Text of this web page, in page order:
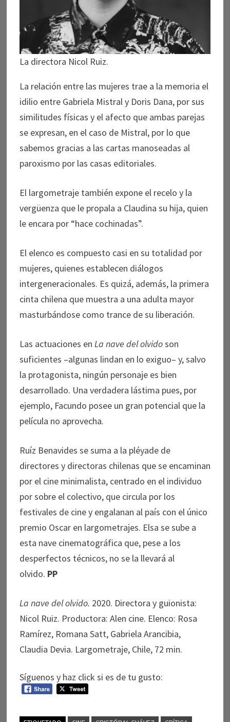
La directora Nicol Ruiz.
La relación entre las mujeres trae a la memoria el
idilio entre Gabriela Mistral y Doris Dana, por sus
similitudes físicas y el afecto que ambas parejas
se expresan, en el caso de Mistral, por lo que
sabemos gracias a las cartas manoseadas al
paroxismo por las casas editoriales.
El largometraje también expone el recelo y la
vergüenza que le propala a Claudina su hija, quien
le encara por “hace cochinadas”.
El elenco es compuesto casi en su totalidad por
mujeres, quienes establecen diálogos
intergeneracionales. Es quizá, además, la primera
cinta chilena que muestra a una adulta mayor
masturbándose como trance de su liberación.
Las actuaciones en La nave del olvidoson
suficientes –algunas lindan en lo exiguo– y, salvo
la protagonista, ningún personaje es bien
desarrollado. Una verdadera lástima pues, por
ejemplo, Facundo posee un gran potencial que la
película no aprovecha.
Ruíz Benavides se suma a la pléyade de
directores y directoras chilenas que se encaminan
por el cine minimalista, centrado en el individuo
por sobre el colectivo, que circula por los
festivales de cine y engalanan al país con el único
premio Oscar en largometrajes. Elsa se sube a
esta nave cinematográfica que, pese a los
desperfectos técnicos, no se la llevará al
olvido. PP
La nave del olvido. 2020. Directora y guionista:
Nicol Ruiz. Productora: Alen cine. Elenco: Rosa
Ramírez, Romana Satt, Gabriela Arancibia,
Claudia Devia. Largometraje, Chile, 72 min.
Síguenos y haz click si es de tu gusto: